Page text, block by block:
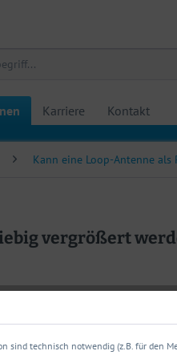
Karriere Kontakt
Kann eine Loop-Antenne
vergrößert
sind technisch notwendig (z.B. für den